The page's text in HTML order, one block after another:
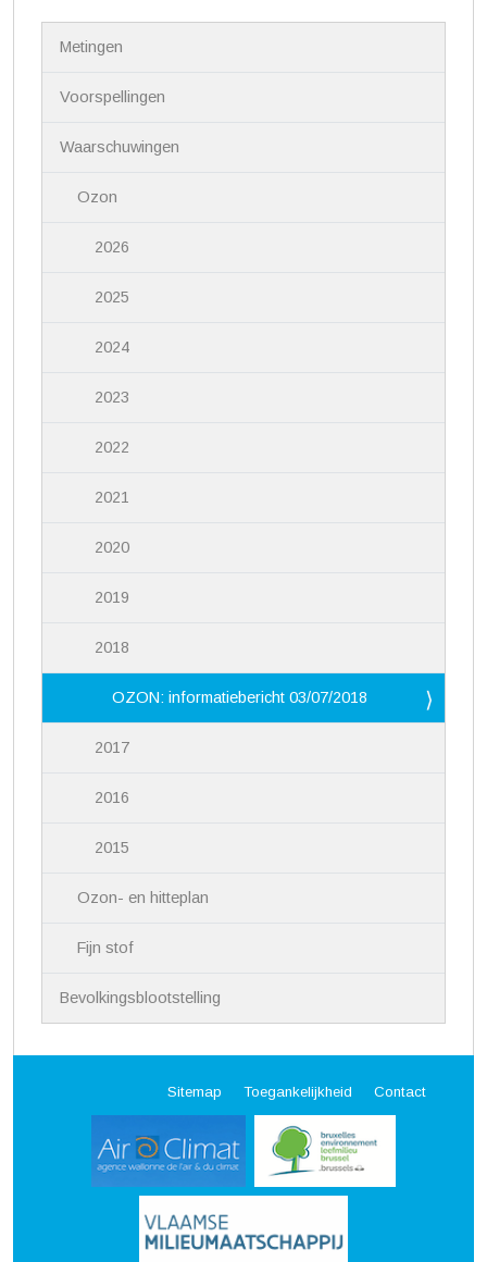
Metingen
Voorspellingen
Waarschuwingen
Ozon
2026
2025
2024
2023
2022
2021
2020
2019
2018
OZON: informatiebericht 03/07/2018
2017
2016
2015
Ozon- en hitteplan
Fijn stof
Bevolkingsblootstelling
Sitemap Toegankelijkheid Contact